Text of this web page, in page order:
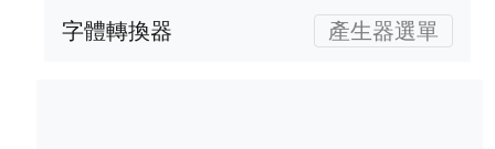
字體轉換器 產生器選單